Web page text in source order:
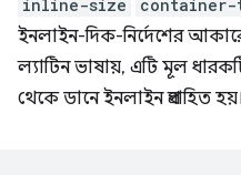
inline-size container-
ইনলাইন-দিক-নির্দেশের
ল্যাটিন ভাষায়, এটি মূল
থেকে ডানে ইনলাইন প্রবাহিত